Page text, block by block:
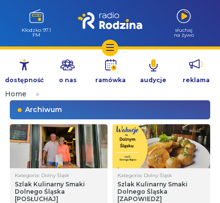
Przejdź
treści
Wołów 99.6
FM
słuchaj
na żywo
dostępność o nas ramówka audycje reklama
Home
»
Archiwum
Kategoria: Dolny Śląsk
Szlak Kulinarny Smaki
Dolnego Śląska
[POSŁUCHAJ]
Kategoria: Dolny Śląsk
Szlak Kulinarny Smaki
Dolnego Śląska
[ZAPOWIEDŹ]